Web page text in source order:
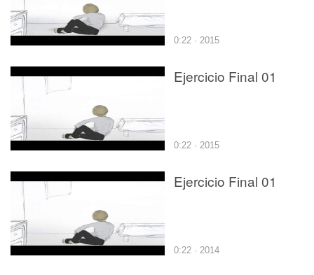
0:22 · 2015
Ejercicio Final 01
0:22 · 2015
Ejercicio Final 01
0:22 · 2014